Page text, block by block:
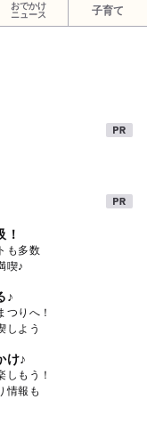
おでかけ
ニュース
子育て
！
も多数
喫♪
♪
つりへ！
しよう
け♪
しもう！
情報も